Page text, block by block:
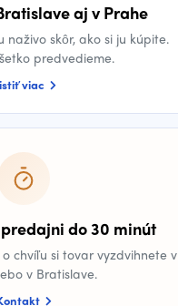
aj v Prahe
naživo skôr, ako si ju kúpite.
predvedieme.
viac
do 30 minút
chvíľu si tovar vyzdvihnete v
v Bratislave.